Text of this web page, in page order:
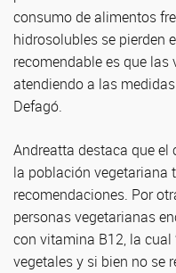
consumo de alimentos
hidrosolubles se pierden
recomendable es que
atendiendo a las
Defagó.
Andreatta destaca que el
la población vegetariana
recomendaciones. Por
personas vegetarianas
con vitamina B12, la cual
vegetales y si bien no se